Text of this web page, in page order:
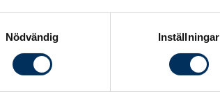
Nödvändig
Inställningar